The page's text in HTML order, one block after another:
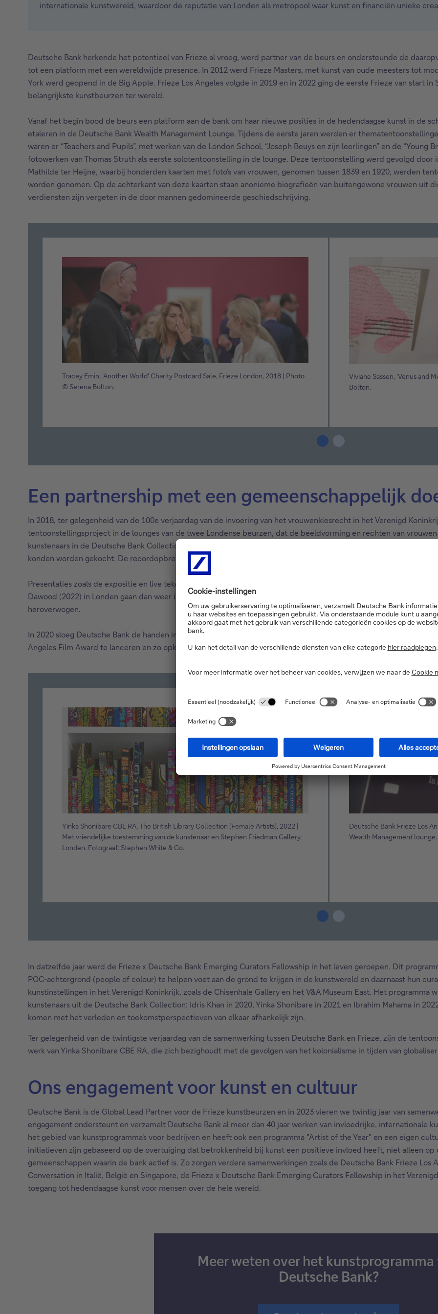
internationale kunstwereld, waardoor de reputatie van Londen als metropool waar kunst en financiën unieke
Deutsche Bank herkende het potentieel van Frieze al vroeg, werd partner van de beurs en ondersteunde de
tot een platform met een wereldwijde presence. In 2012 werd Frieze Masters, met kunst van oude meesters tot
York werd geopend in de Big Apple. Frieze Los Angeles volgde in 2019 en in 2022 ging de eerste Frieze van start in
belangrijkste kunstbeurzen ter wereld.
Vanaf het begin bood de beurs een platform aan de bank om haar nieuwe posities in de hedendaagse kunst in de
etaleren in de Deutsche Bank Wealth Management Lounge. Tijdens de eerste jaren werden er
waren er “Teachers and Pupils”, met werken van de London School, “Joseph Beuys en zijn leerlingen” en de “Young
fotowerken van Thomas Struth als eerste solotentoonstelling in de lounge. Deze tentoonstelling werd gevolgd door
Mathilde ter Heijne, waarbij honderden kaarten met foto's van vrouwen, genomen tussen 1839 en 1920, werden
worden genomen. Op de achterkant van deze kaarten staan anonieme biografieën van buitengewone vrouwen uit
verdiensten zijn vergeten in de door mannen gedomineerde geschiedschrijving.
Tracey Emin, 'Another World' Charity Postcard Sale, Frieze London, 2018 | Photo
© Serena Bolton.
Viviane Sassen, 'Venus and
Bolton.
Een partnership met een gemeenschappelijk
In 2018, ter gelegenheid van de 100e verjaardag van de invoering van het vrouwenkiesrecht in het Verenigd
tentoonstellingsproject in de lounges van de twee Londense beurzen, dat de beeldvorming en rechten van
kunstenaars in de Deutsche Bank Collection om maximaal vier werken ter grootte van een ansichtkaart
konden worden gekocht. De recordopbrengst van meer dan £ 150.000 ging naar vier vrouwenhulpprojecten in het
Presentaties zoals de expositie en live tekenvoorstelling van Ruby Onyinyechi Amanze (2019) in New York en de
Dawood (2022) in Londen gaan dan weer in op een radicaal veranderende realiteit, waarin de relatie tussen
heroverwogen.
In 2020 sloeg Deutsche Bank de handen in elkaar met Frieze, de Ghetto Film School en FIFTH SEASON (voorheen
Angeles Film Award te lanceren en zo opkomende filmmakers in LA te ondersteunen en nieuwe manieren te
Yinka Shonibare CBE RA, The British Library Collection (Female Artists), 2022 |
Met vriendelijke toestemming van de kunstenaar en Stephen Friedman Gallery,
Londen. Fotograaf: Stephen White & Co.
Deutsche Bank Frieze Los
Wealth Management lounge.
In datzelfde jaar werd de Frieze x Deutsche Bank Emerging Curators Fellowship in het leven geroepen. Dit
POC-achtergrond (people of colour) te helpen voet aan de grond te krijgen in de kunstwereld en daarnaast hun
kunstinstellingen in het Verenigd Koninkrijk, zoals de Chisenhale Gallery en het V&A Museum East. Het
kunstenaars uit de Deutsche Bank Collection: Idris Khan in 2020, Yinka Shonibare in 2021 en Ibrahim Mahama in
komen met het verleden en toekomstperspectieven van elkaar afhankelijk zijn.
Ter gelegenheid van de twintigste verjaardag van de samenwerking tussen Deutsche Bank en Frieze, zijn de
werk van Yinka Shonibare CBE RA, die zich bezighoudt met de gevolgen van het kolonialisme in tijden van
Ons engagement voor kunst en cultuur
Deutsche Bank is de Global Lead Partner voor de Frieze kunstbeurzen en in 2023 vieren we twintig jaar van
engagement ondersteunt en verzamelt Deutsche Bank al meer dan 40 jaar werken van invloedrijke, internationale
het gebied van kunstprogramma's voor bedrijven en heeft ook een programma "Artist of the Year" en een eigen
initiatieven zijn gebaseerd op de overtuiging dat betrokkenheid bij kunst een positieve invloed heeft, niet alleen op
gemeenschappen waarin de bank actief is. Zo zorgen verdere samenwerkingen zoals de Deutsche Bank Frieze
Conversation in Italië, België en Singapore, de Frieze x Deutsche Bank Emerging Curators Fellowship in het
toegang tot hedendaagse kunst voor mensen over de hele wereld.
Meer weten over het kunstprogramma
Deutsche Bank?